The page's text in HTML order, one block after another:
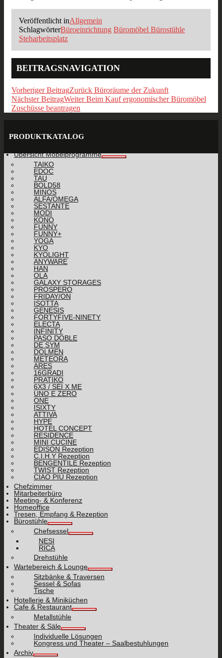
Veröffentlicht inAllgemein
SchlagwörterBüroeinrichtung Büromöbel Bürostühle
Steharbeitsplatz
BEITRAGSNAVIGATION
Vorheriger BeitragZurück Büroräume der Zukunft
Nächster BeitragWeiter Beim Kauf ergonomischer Büromöbel
Zuschüsse beantragen
PRODUKTKATALOG
Übersicht Möbelprogramme
TAIKO
EDOC
TAU
BOLD58
MINOS
ALFA/OMEGA
SESTANTE
MODI
KONO
FUNNY
FUNNY+
YOGA
KYO
KYOLIGHT
ANYWARE
HAN
OLA
GALAXY STORAGES
PROSPERO
FRIDAY/ON
ISOTTA
GENESIS
FORTYFIVE-NINETY
ELECTA
INFINITY
PASO DOBLE
DE SYM
DOLMEN
METEORA
ARES
16GRADI
PRATIKO
6X3 / SEI X ME
UNO E ZERO
ONE
ISIXTY
ATTIVA
HYPE
HOTEL CONCEPT
RESIDENCE
MINI CUCINE
EDISON Rezeption
C.I.H.Y Rezeption
BENGENTILE Rezeption
TWIST Rezeption
CIAO PIÙ Rezeption
Chefzimmer
Mitarbeiterbüro
Meeting- & Konferenz
Homeoffice
Tresen, Empfang & Rezeption
Bürostühle
Chefsessel
NESI
RICA
Drehstühle
Wartebereich & Lounge
Sitzbänke & Traversen
Sessel & Sofas
Tische
Hotellerie & Miniküchen
Cafe & Restaurant
Metallstühle
Theater & Säle
Individuelle Lösungen
Kongress und Theater – Saalbestuhlungen
Archiv